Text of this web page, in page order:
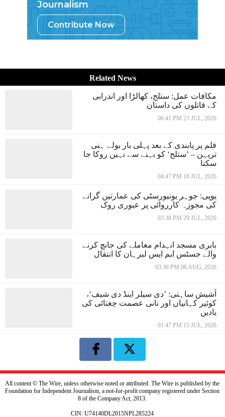
Journalism
Contribute Now
Related News
مکافات عمل: ستلج، کھالڑا اور اندرابی
کے قاتلوں کی داستان
06:41 PM 23 JUL, 2026
فلم پر پابندی کے بعد پہلی بار بولے ہنی
تریہن – ’ستلج‘ کو بہنے سے نہیں روکا جا
سکتا
04:47 PM 18 JUL, 2026
یوپی: جوہر یونیورسٹی کی عمارتیں گرانے
کی مجوزہ کارروائی پر عبوری روک
03:38 PM 29 JUL, 2026
بابری مسجد انہدام معاملے کی جانچ کرنے
والے جسٹس ایم ایس لبرہان کا انتقال
03:36 PM 06 AUG, 2026
آشیش ساہنی: ’دی سیلر اینڈ دی شیف‘،
کوئیر کہانیاں اور نانی عصمت چغتائی کی
یادیں
01:47 PM 15 JUL, 2026
All content © The Wire, unless otherwise noted or attributed. The Wire is published by the
Foundation for Independent Journalism, a not-for-profit company registered under Section
8 of the Company Act, 2013.
CIN: U74140DL2015NPL285224